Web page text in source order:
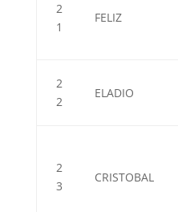
2
1
FELIZ
2
2
ELADIO
2
3
CRISTOBAL